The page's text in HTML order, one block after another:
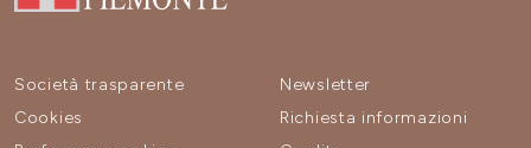
Società trasparente
Cookies
Newsletter
Richiesta informazioni